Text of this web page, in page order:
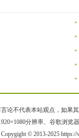
论不代表本站观点，如果
分辨率、谷歌浏览
Copygight © 2013-2025